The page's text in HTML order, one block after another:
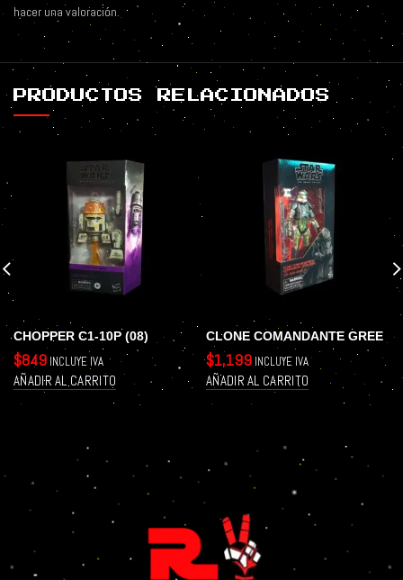
hacer una valoración.
PRODUCTOS RELACIONADOS
CHOPPER C1-10P (08)
$849 INCLUYE IVA
AÑADIR AL CARRITO
CLONE COMANDANTE GREE
$1,199 INCLUYE IVA
AÑADIR AL CARRITO